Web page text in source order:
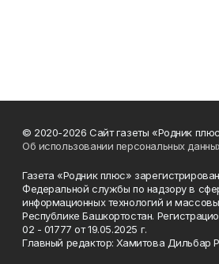
© 2020-2026 Сайт газеты «Родник
Об использовании персональных
Газета «Родник плюс»
Федеральной службы по надзору в
информационных технологий и
Республике Башкортостан.
02 - 01777 от 19.05.2025 г.
Главный редактор: Хамитова Дильбар